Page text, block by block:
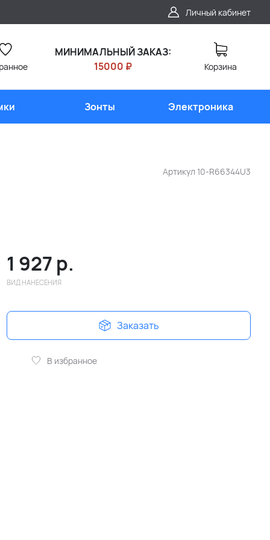
Личный кабинет
МИНИМАЛЬНЫЙ ЗАКАЗ:
15000 ₽
Корзина
Зонты Электроника
Артикул 10-R66344U3
1 927 р.
ВИД НАНЕСЕНИЯ
Заказать
В избранное